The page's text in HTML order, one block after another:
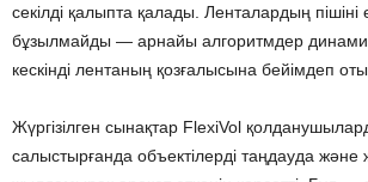
секілді қалыпта қалады. Ленталардың пішіні
бұзылмайды — арнайы алгоритмдер
кескінді лентаның қозғалысына бейімдеп
Жүргізілген сынақтар FlexiVol
салыстырғанда объектілерді таңдауда